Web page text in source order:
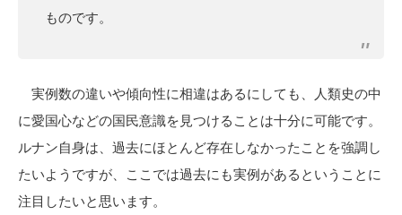
ものです。
実例数の違いや傾向性に相違はあるにしても、人類史の中
に愛国心などの国民意識を見つけることは十分に可能です。
ルナン自身は、過去にほとんど存在しなかったことを強調し
たいようですが、ここでは過去にも実例があるということに
注目したいと思います。